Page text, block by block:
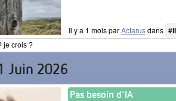
Il y a 1 mois parActarusdans
je crois ?
Juin 2026
Pas besoin d'IA